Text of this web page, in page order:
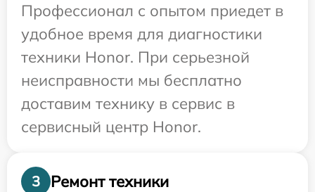
Профессионал с опытом приедет в
удобное время для диагностики
техники Honor. При серьезной
неисправности мы бесплатно
доставим технику в сервис в
сервисный центр Honor.
3
Ремонт техники